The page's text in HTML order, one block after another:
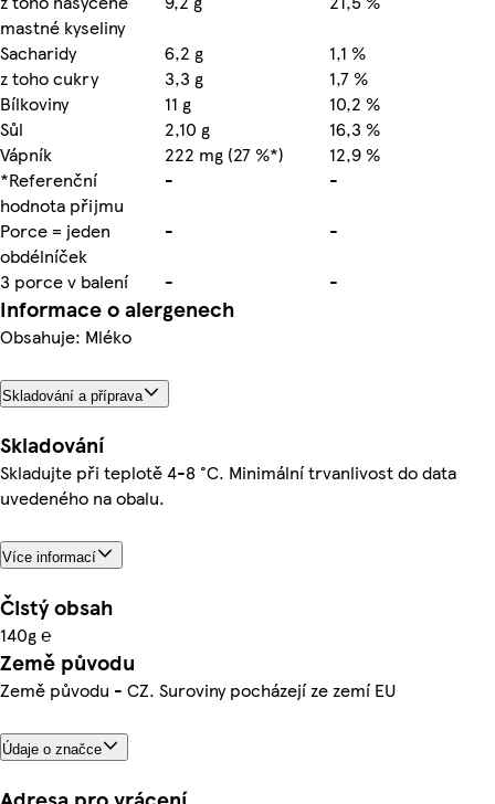
mastné kyseliny
Sacharidy
6,2 g
1,1 %
z toho cukry
3,3 g
1,7 %
Bílkoviny
11 g
10,2 %
Sůl
2,10 g
16,3 %
Vápník
222 mg (27 %*)
12,9 %
*Referenční
hodnota přijmu
-
-
Porce = jeden
obdélníček
-
-
3 porce v balení
- -
Informace o alergenech
Obsahuje: Mléko
Skladování a příprava
Skladování
Skladujte při teplotě 4-8 °C. Minimální trvanlivost do data
uvedeného na obalu.
Více informací
Čistý obsah
140g ℮
Země původu
Země původu - CZ. Suroviny pocházejí ze zemí EU
Údaje o značce